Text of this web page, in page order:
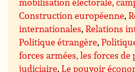
Construction européenne,
internationales,Relations
Politique étrangère,
forces armées, les forces de
judiciaire,Le pouvoir